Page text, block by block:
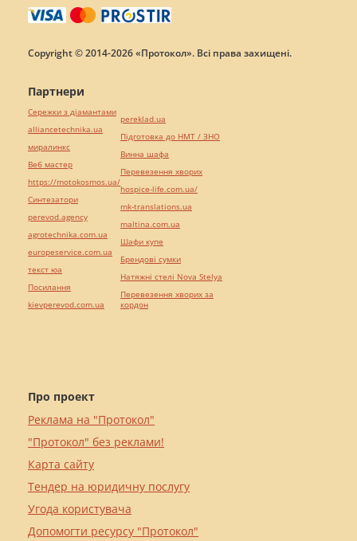
Copyright © 2014-2026 «Протокол». Всі права захищені.
Про проект
Реклама на "Протокол"
"Протокол" без реклами!
Карта сайту
Тендер на юридичну послугу
Угода користувача
Допомогти ресурсу "Протокол"
Партнери
Сережки з діамантами
alliancetechnika.ua
миралинкс
Веб мастер
https://motokosmos.ua/
Синтезатори
perevod.agency
agrotechnika.com.ua
europeservice.com.ua
текст юа
Посилання
kievperevod.com.ua
pereklad.ua
Підготовка до НМТ / ЗНО
Винна шафа
Перевезення хворих
hospice-life.com.ua/
mk-translations.ua
maltina.com.ua
Шафи купе
Брендові сумки
Натяжні стелі Nova Stelya
Перевезення хворих за
кордон